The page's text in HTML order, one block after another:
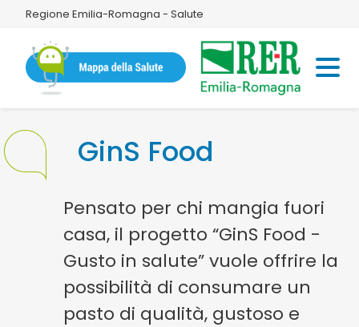
Regione Emilia-Romagna - Salute
GinS Food
Pensato per chi mangia fuori
casa, il progetto “GinS Food -
Gusto in salute” vuole offrire la
possibilità di consumare un
pasto di qualità, gustoso e